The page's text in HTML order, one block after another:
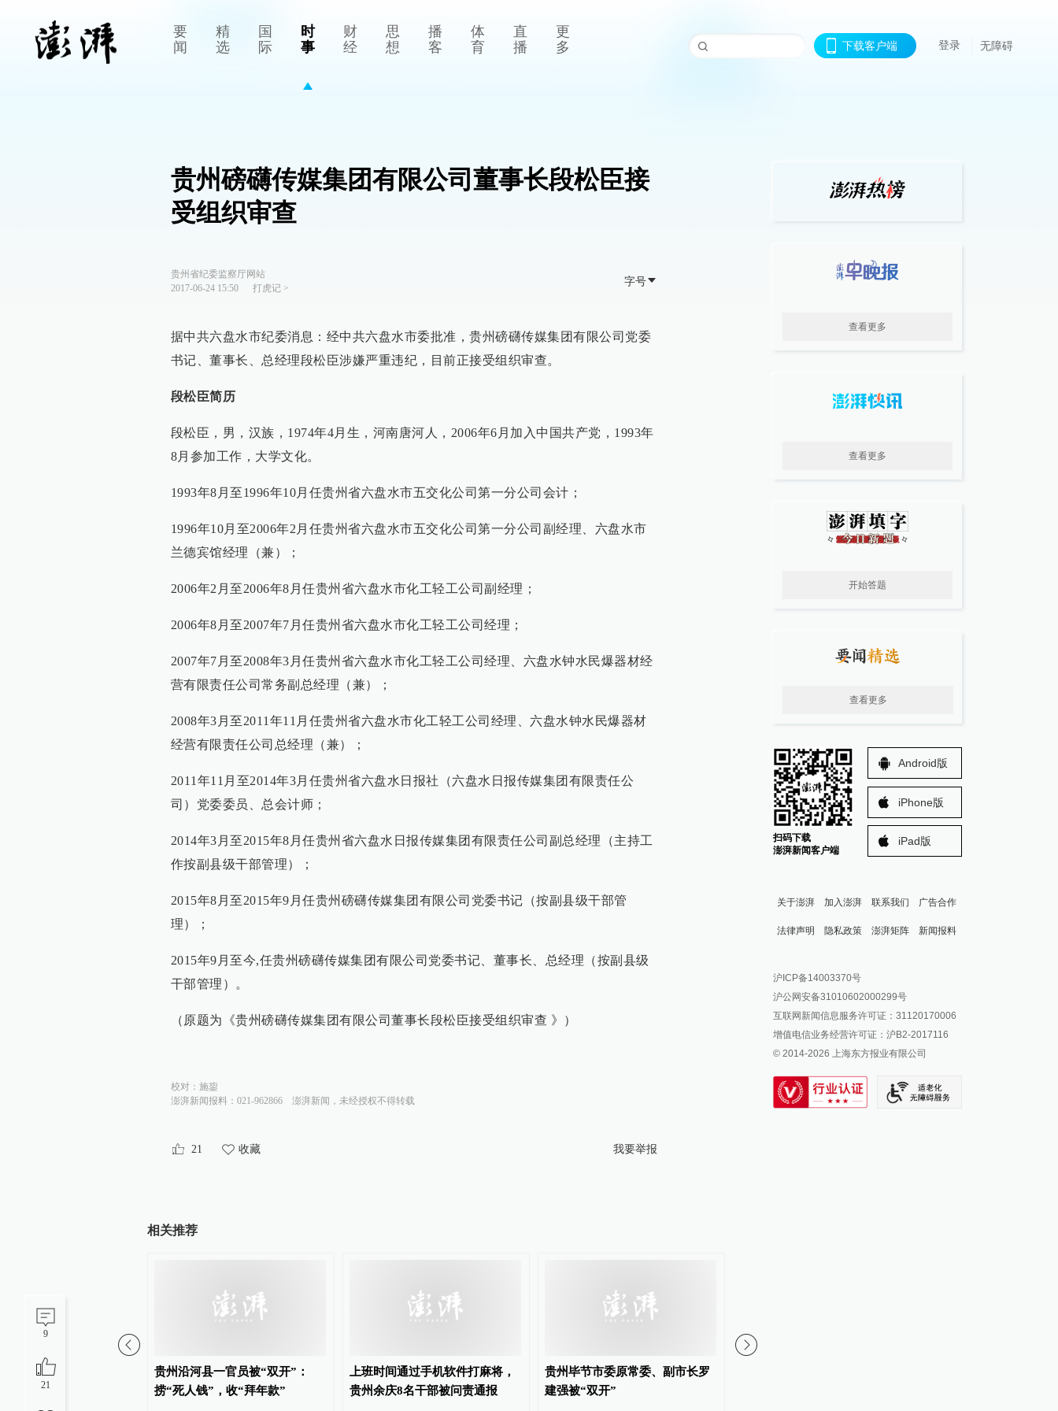
要
闻
精
选
国
际
时
事
财
经
思
想
播
客
体
育
直
播
更
多
下载客户端 登录 无障碍
9
21
贵州磅礴传媒集团有限公司董事长段松臣接
受组织审查
贵州省纪委监察厅网站
2017-06-24 15:50
打虎记>
字号
据中共六盘水市纪委消息：经中共六盘水市委批准，贵州磅礴传媒集团有限公司党委
书记、董事长、总经理段松臣涉嫌严重违纪，目前正接受组织审查。
段松臣简历
段松臣，男，汉族，1974年4月生，河南唐河人，2006年6月加入中国共产党，1993年
8月参加工作，大学文化。
1993年8月至1996年10月任贵州省六盘水市五交化公司第一分公司会计；
1996年10月至2006年2月任贵州省六盘水市五交化公司第一分公司副经理、六盘水市
兰德宾馆经理（兼）；
2006年2月至2006年8月任贵州省六盘水市化工轻工公司副经理；
2006年8月至2007年7月任贵州省六盘水市化工轻工公司经理；
2007年7月至2008年3月任贵州省六盘水市化工轻工公司经理、六盘水钟水民爆器材经
营有限责任公司常务副总经理（兼）；
2008年3月至2011年11月任贵州省六盘水市化工轻工公司经理、六盘水钟水民爆器材
经营有限责任公司总经理（兼）；
2011年11月至2014年3月任贵州省六盘水日报社（六盘水日报传媒集团有限责任公
司）党委委员、总会计师；
2014年3月至2015年8月任贵州省六盘水日报传媒集团有限责任公司副总经理（主持工
作按副县级干部管理）；
2015年8月至2015年9月任贵州磅礴传媒集团有限公司党委书记（按副县级干部管
理）；
2015年9月至今,任贵州磅礴传媒集团有限公司党委书记、董事长、总经理（按副县级
干部管理）。
（原题为《贵州磅礴传媒集团有限公司董事长段松臣接受组织审查 》）
校对： 施鋆
澎湃新闻报料：021-962866
澎湃新闻，未经授权不得转载
21 收藏 我要举报
相关推荐
原党组书记、董事长辛
审查调查
贵州沿河县一官员被“双开”：
捞“死人钱”，收“拜年款”
上班时间通过手机软件打麻将，
贵州余庆8名干部被问责通报
贵州毕节市委原常委、副市长罗
建强被“双开”
查看更多
查看更多
开始答题
查看更多
扫码下载
澎湃新闻客户端
Android版
iPhone版
iPad版
关于澎湃 加入澎湃 联系我们 广告合作
法律声明 隐私政策 澎湃矩阵
澎湃新闻公众号
澎湃新闻抖音号
派生万物开放平台
IP SHANGHAI
SIXTH TONE
新闻报料
报料邮箱: news@thepaper.cn
沪ICP备14003370号
沪公网安备31010602000299号
互联网新闻信息服务许可证：31120170006
增值电信业务经营许可证：沪B2-2017116
© 2014-2026 上海东方报业有限公司